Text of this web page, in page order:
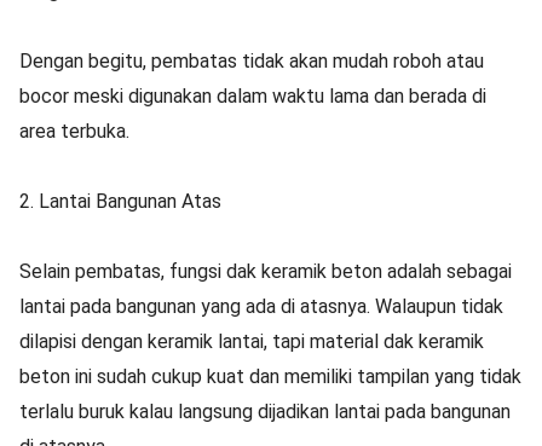
Dengan begitu, pembatas tidak akan mudah roboh atau
bocor meski digunakan dalam waktu lama dan berada di
area terbuka.
2. Lantai Bangunan Atas
Selain pembatas, fungsi dak keramik beton adalah sebagai
lantai pada bangunan yang ada di atasnya. Walaupun tidak
dilapisi dengan keramik lantai, tapi material dak keramik
beton ini sudah cukup kuat dan memiliki tampilan yang tidak
terlalu buruk kalau langsung dijadikan lantai pada bangunan